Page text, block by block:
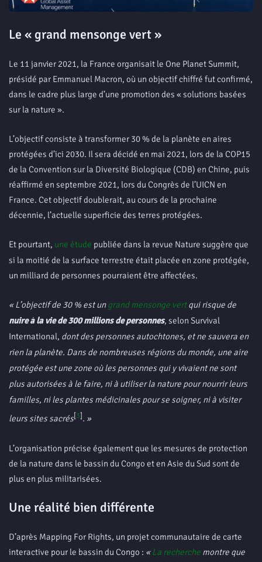
Le « grand mensonge vert »
Le 11 janvier 2021, la France organisait le One Planet Summit,
présidé par Emmanuel Macron, où un objectif chiffré fut confirmé,
dans le cadre plus large d’une promotion des « solutions basées
sur la nature ».
L’objectif consiste à transformer 30 % de la planète en aires
protégées d’ici 2030. Il sera décidé en mai 2021, lors de la COP15
de la Convention sur la Diversité Biologique (CDB) en Chine, puis
réaffirmé en septembre 2021, lors du Congrès de l’UICN en
France. Cet objectif doublerait, au cours de la prochaine
décennie, l’actuelle superficie des terres protégées.
Et pourtant, une étude publiée dans la revue Nature suggère que
si la moitié de la surface terrestre était placée en zone protégée,
un milliard de personnes pourraient être affectées.
« L’objectif de 30 % est ungrand mensonge vertqui risque de
nuire à la vie de 300 millions de personnes, selon Survival
International, dont des personnes autochtones, et ne sauvera en
rien la planète. Dans de nombreuses régions du monde, une aire
protégée est une zone où les personnes qui y vivaient ne sont
plus autorisées à le faire, ni à utiliser la nature pour nourrir leurs
familles, ni les plantes médicinales pour se soigner, ni à visiter
leurs sites sacrés[3]. »
L’organisation précise également que les mesures de protection
de la nature dans le bassin du Congo et en Asie du Sud sont de
plus en plus militarisées.
Une réalité bien différente
D’après Mapping For Rights, un projet communautaire de carte
interactive pour le bassin du Congo : «La recherche montre que